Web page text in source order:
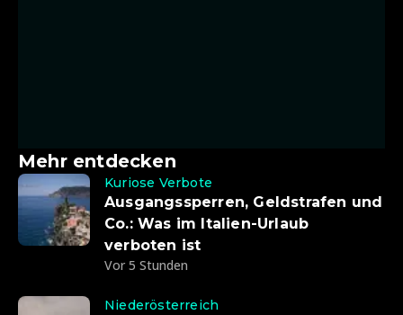
Mehr entdecken
Kuriose Verbote
Ausgangssperren, Geldstrafen und
Co.: Was im Italien-Urlaub
verboten ist
Vor 5 Stunden
Niederösterreich